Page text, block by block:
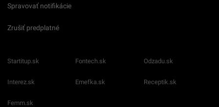
Spravovať notifikácie
Zrušiť predplatné
Startitup.sk Fontech.sk Odzadu.sk
Interez.sk Emefka.sk Receptik.sk
Femm.sk